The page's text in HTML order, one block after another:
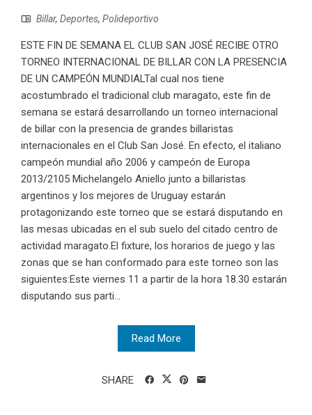
Billar, Deportes, Polideportivo
ESTE FIN DE SEMANA EL CLUB SAN JOSÉ RECIBE OTRO
TORNEO INTERNACIONAL DE BILLAR CON LA PRESENCIA
DE UN CAMPEÓN MUNDIALTal cual nos tiene
acostumbrado el tradicional club maragato, este fin de
semana se estará desarrollando un torneo internacional
de billar con la presencia de grandes billaristas
internacionales en el Club San José. En efecto, el italiano
campeón mundial año 2006 y campeón de Europa
2013/2105 Michelangelo Aniello junto a billaristas
argentinos y los mejores de Uruguay estarán
protagonizando este torneo que se estará disputando en
las mesas ubicadas en el sub suelo del citado centro de
actividad maragato.El fixture, los horarios de juego y las
zonas que se han conformado para este torneo son las
siguientes:Este viernes 11 a partir de la hora 18.30 estarán
disputando sus parti...
Read More
SHARE